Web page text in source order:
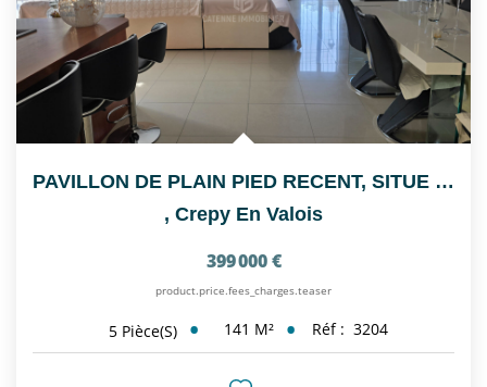
PAVILLON DE PLAIN PIED RECENT, SITUE SUR L'AXE...
, Crepy En Valois
399 000 €
product.price.fees_charges.teaser
5 Pièce(s) 141 M² Réf : 3204